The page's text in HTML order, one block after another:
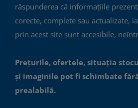
răspunderea că informațiile
corecte, complete sau actualizate,
prin acest site sunt accesibile,
Prețurile, ofertele, situația
și imaginile pot fi schimbate
prealabilă.